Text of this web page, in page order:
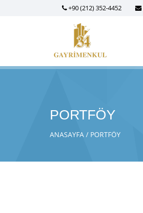
+90 (212) 352-4452
PORTFÖY
ANASAYFA PORTFÖY